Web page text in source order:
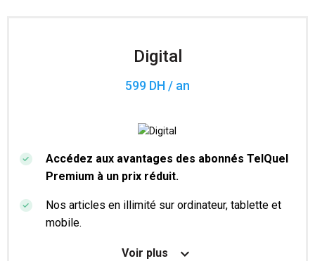
Digital
599 DH / an
Accédez aux avantages des abonnés TelQuel
Premium à un prix réduit.
Nos articles en illimité sur ordinateur, tablette et
mobile.
Le magazine TelQuel en numérique avant la sortie
Voir plus